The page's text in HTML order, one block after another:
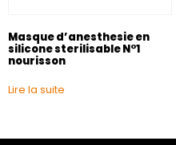
Masque d’anesthesie en
silicone sterilisable N°1
nourisson
Lire la suite